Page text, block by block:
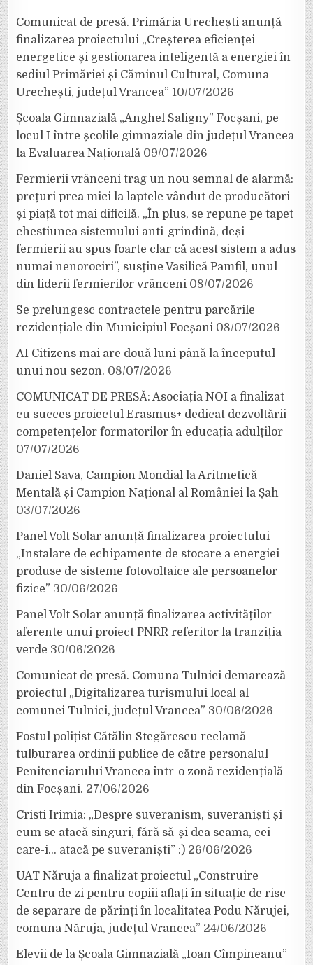
Comunicat de presă. Primăria Urechești anunță
finalizarea proiectului „Creșterea eficienței
energetice și gestionarea inteligentă a energiei în
sediul Primăriei și Căminul Cultural, Comuna
Urechești, județul Vrancea” 10/07/2026
Școala Gimnazială „Anghel Saligny” Focșani, pe
locul I între școlile gimnaziale din județul Vrancea
la Evaluarea Națională 09/07/2026
Fermierii vrânceni trag un nou semnal de alarmă:
prețuri prea mici la laptele vândut de producători
și piață tot mai dificilă. „În plus, se repune pe tapet
chestiunea sistemului anti-grindină, deși
fermierii au spus foarte clar că acest sistem a adus
numai nenorociri”, susține Vasilică Pamfil, unul
din liderii fermierilor vrânceni 08/07/2026
Se prelungesc contractele pentru parcările
rezidențiale din Municipiul Focșani 08/07/2026
AI Citizens mai are două luni până la începutul
unui nou sezon. 08/07/2026
COMUNICAT DE PRESĂ: Asociația NOI a finalizat
cu succes proiectul Erasmus+ dedicat dezvoltării
competențelor formatorilor în educația adulților
07/07/2026
Daniel Sava, Campion Mondial la Aritmetică
Mentală și Campion Național al României la Șah
03/07/2026
Panel Volt Solar anunță finalizarea proiectului
„Instalare de echipamente de stocare a energiei
produse de sisteme fotovoltaice ale persoanelor
fizice” 30/06/2026
Panel Volt Solar anunță finalizarea activităților
aferente unui proiect PNRR referitor la tranziția
verde 30/06/2026
Comunicat de presă. Comuna Tulnici demarează
proiectul „Digitalizarea turismului local al
comunei Tulnici, județul Vrancea” 30/06/2026
Fostul polițist Cătălin Stegărescu reclamă
tulburarea ordinii publice de către personalul
Penitenciarului Vrancea într-o zonă rezidențială
din Focșani. 27/06/2026
Cristi Irimia: „Despre suveranism, suveraniști și
cum se atacă singuri, fără să-și dea seama, cei
care-i… atacă pe suveraniști” :) 26/06/2026
UAT Năruja a finalizat proiectul „Construire
Centru de zi pentru copiii aflați în situație de risc
de separare de părinți în localitatea Podu Nărujei,
comuna Năruja, județul Vrancea” 24/06/2026
Elevii de la Școala Gimnazială „Ioan Cîmpineanu”